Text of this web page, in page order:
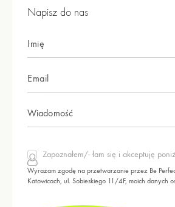
Napisz do nas
Zapoznałem/- łam się i akceptuję
Wyrażam zgodę na przetwarzanie przez Be
Katowicach, ul. Sobieskiego 11/4F, moich danych